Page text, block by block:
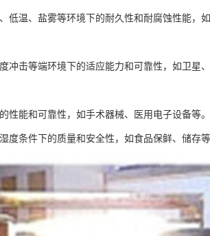
低温、盐雾等环境下的耐久性和耐腐蚀性能，
冲击等端环境下的适应能力和可靠性，如卫星
能和可靠性，如手术器械、医用电子设备等。
条件下的质量和安全性，如食品保鲜、储存等